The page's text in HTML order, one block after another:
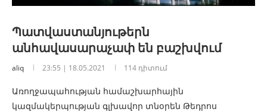
Պատվաստանյութերն
անհավասարաչափ են բաշխվում
aliq 23:55 | 18.05.2021 114 դիտում
Առողջապահության համաշխարհային
կազմակերպության գլխավոր տնօրեն Թեդրոս